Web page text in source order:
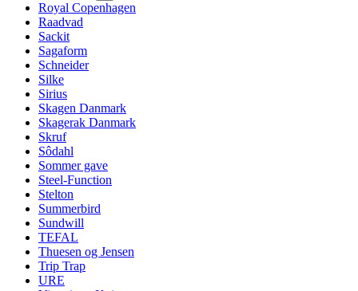
Royal Copenhagen
Raadvad
Sackit
Sagaform
Schneider
Silke
Sirius
Skagen Danmark
Skagerak Danmark
Skruf
Sôdahl
Sommer gave
Steel-Function
Stelton
Summerbird
Sundwill
TEFAL
Thuesen og Jensen
Trip Trap
URE